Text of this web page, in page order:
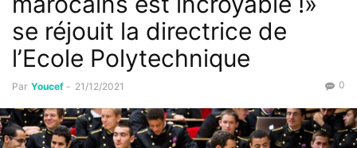
se réjouit la directrice de
l’Ecole Polytechnique
Par Youcef - 21/12/2021 0